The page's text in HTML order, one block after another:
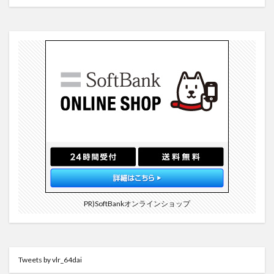
PR)SoftBankオンラインショップ
Tweets by vlr_64dai